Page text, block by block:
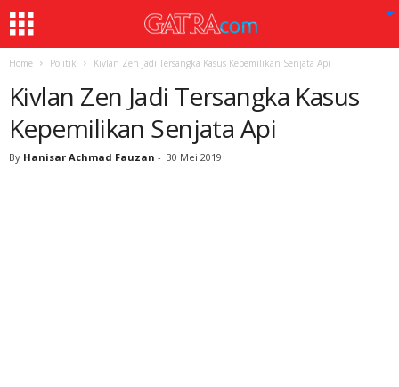
Home Politik Kivlan Zen Jadi Tersangka Kasus Kepemilikan Senjata Api
Kivlan Zen Jadi Tersangka Kasus
Kepemilikan Senjata Api
By Hanisar Achmad Fauzan - 30 Mei 2019